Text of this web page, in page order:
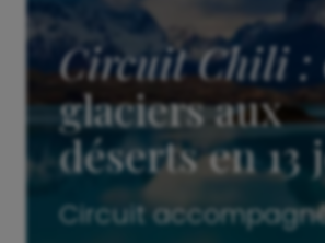
Circuit Chili :
glaciers aux
déserts en 13
Circuit